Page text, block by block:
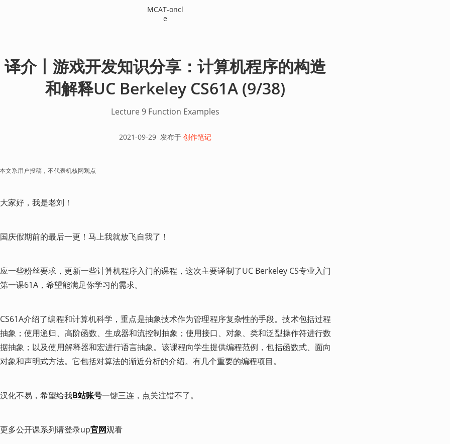
MCAT-oncl
e
译介丨游戏开发知识分享：计算机程序的构造
和解释UC Berkeley CS61A (9/38)
Lecture 9 Function Examples
2021-09-29 发布于 创作笔记
本文系用户投稿，不代表机核网观点
大家好，我是老刘！
国庆假期前的最后一更！马上我就放飞自我了！
应一些粉丝要求，更新一些计算机程序入门的课程，这次主要译制了UC Berkeley CS专业入门
第一课61A，希望能满足你学习的需求。
CS61A介绍了编程和计算机科学，重点是抽象技术作为管理程序复杂性的手段。技术包括过程
抽象；使用递归、高阶函数、生成器和流控制抽象；使用接口、对象、类和泛型操作符进行数
据抽象；以及使用解释器和宏进行语言抽象。该课程向学生提供编程范例，包括函数式、面向
对象和声明式方法。它包括对算法的渐近分析的介绍。有几个重要的编程项目。
汉化不易，希望给我B站账号一键三连，点关注错不了。
更多公开课系列请登录up官网观看